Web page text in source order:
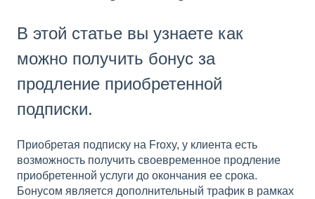
В этой статье вы узнаете как
можно получить бонус за
продление приобретенной
подписки.
Приобретая подписку на Froxy, у клиента есть
возможность получить своевременное продление
приобретенной услуги до окончания ее срока.
Бонусом является дополнительный трафик в рамках